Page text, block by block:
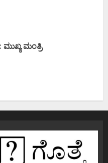
ಮುಖ್ಯ ಮಂತ್ರಿ